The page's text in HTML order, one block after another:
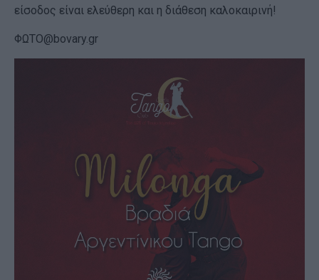
είσοδος είναι ελεύθερη και η διάθεση καλοκαιρινή!
ΦΩΤΟ@bovary.gr